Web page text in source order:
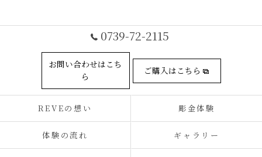
0739-72-2115
お問い合わせはこち
ら
ご購入はこちら
REVEの想い 彫金体験
体験の流れ ギャラリー